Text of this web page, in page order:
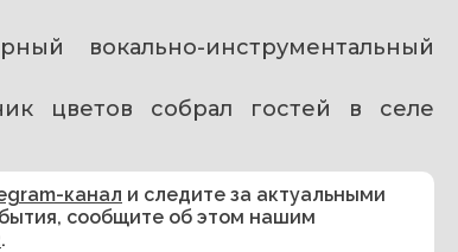
вокально-инструментальный
цветов собрал гостей в селе
канал и следите за актуальными
сообщите об этом нашим
.